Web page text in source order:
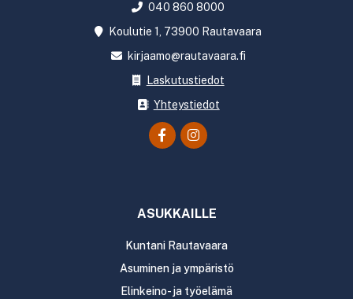
040 860 8000
Koulutie 1, 73900 Rautavaara
kirjaamo@rautavaara.fi
Laskutustiedot
Yhteystiedot
ASUKKAILLE
Kuntani Rautavaara
Asuminen ja ympäristö
Elinkeino- ja työelämä